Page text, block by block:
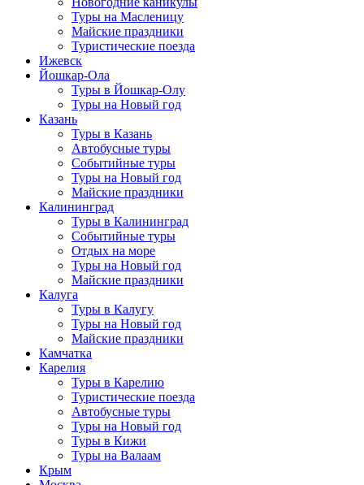
Туры на Масленицу
Майские праздники
Туристические поезда
Ижевск
Йошкар-Ола
Туры в Йошкар-Олу
Туры на Новый год
Казань
Туры в Казань
Автобусные туры
Событийные туры
Туры на Новый год
Майские праздники
Калининград
Туры в Калининград
Событийные туры
Отдых на море
Туры на Новый год
Майские праздники
Калуга
Туры в Калугу
Туры на Новый год
Майские праздники
Камчатка
Карелия
Туры в Карелию
Туристические поезда
Автобусные туры
Туры на Новый год
Туры в Кижи
Туры на Валаам
Крым